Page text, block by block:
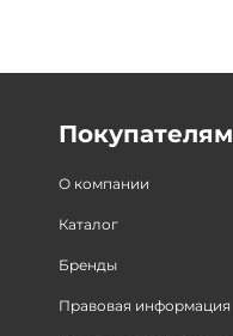
Покупателям
О компании
Каталог
Бренды
Правовая информация